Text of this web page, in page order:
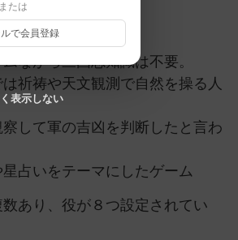
ボドゲフリマ16三宮
ながら三国志知識は不要。
祈祷や天文観測で自然を操る人
して軍の吉凶を判断したと言わ
占いをテーマにしたゲーム
あり、役が８つ設定されてい
または
ルで会員登録
表示しない